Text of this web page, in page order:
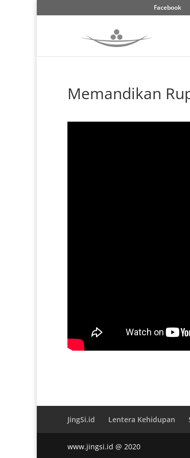
Facebook
Memandikan
JingSi.id Lentera Kehidupan
www.jingsi.id @ 2020